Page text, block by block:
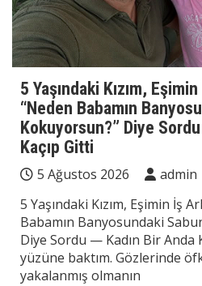
5 Yaşındaki Kızım,
“Neden Babamın
Kokuyorsun?” Diye
Kaçıp Gitti
5 Ağustos 2026 admin
5 Yaşındaki Kızım, Eşimin İş
Babamın Banyosundaki
Diye Sordu — Kadın Bir Anda
yüzüne baktım. Gözlerinde
yakalanmış olmanın